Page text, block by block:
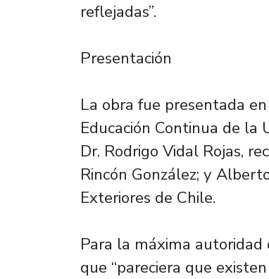
reflejadas”.
Presentación
La obra fue presentada
Educación Continua de la
Dr. Rodrigo Vidal Rojas,
Rincón González; y
Exteriores de Chile.
Para la máxima autoridad
que “pareciera que